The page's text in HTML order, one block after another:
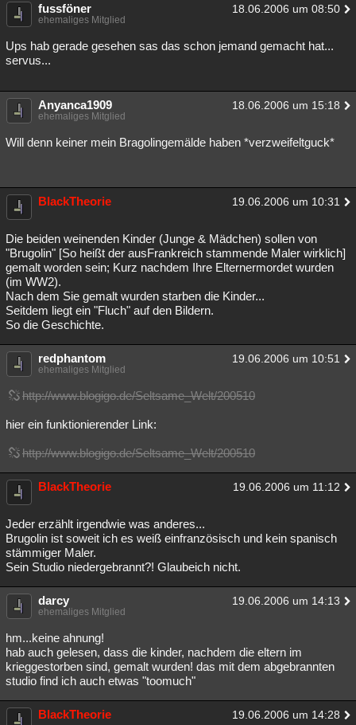
fussföner 18.06.2006 um 08:50
ehemaliges Mitglied
Ups hab gerade gesehen sas das schon jemand gemacht hat...
servus...
Anyanca1909 18.06.2006 um 15:18
ehemaliges Mitglied
Will denn keiner mein Bragolingemälde haben *verzweifeltguck*
BlackTheorie 19.06.2006 um 10:31
Die beiden weinenden Kinder (Junge & Mädchen) sollen von
"Brugolin" [So heißt der ausFrankreich stammende Maler wirklich]
gemalt worden sein; Kurz nachdem Ihre Elternermordet wurden
(im WW2).
Nach dem Sie gemalt wurden starben die Kinder...
Seitdem liegt ein "Fluch" auf den Bildern.
So die Geschichte.
redphantom 19.06.2006 um 10:51
ehemaliges Mitglied
http://www.blogigo.de/Seltsame_Welt/200510
hier ein funktionierender Link:
http://www.blogigo.de/Seltsame_Welt/200510
BlackTheorie 19.06.2006 um 11:12
Jeder erzählt irgendwie was anderes...
Brugolin ist soweit ich es weiß einfranzösisch und kein spanisch
stämmiger Maler.
Sein Studio niedergebrannt?! Glaubeich nicht.
darcy 19.06.2006 um 14:13
ehemaliges Mitglied
hm...keine ahnung!
hab auch gelesen, dass die kinder, nachdem die eltern im
krieggestorben sind, gemalt wurden! das mit dem abgebrannten
studio find ich auch etwas "toomuch"
BlackTheorie 19.06.2006 um 14:28